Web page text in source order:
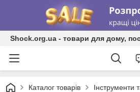
Shock.org.ua - товари для дому,
Каталог товарів Інструменти